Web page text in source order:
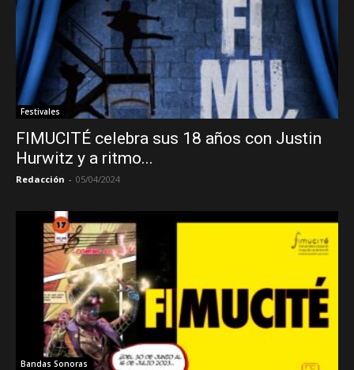
Festivales
FIMUCITÉ celebra sus 18 años con Justin
Hurwitz y a ritmo...
Redacción - 05/04/2024
Bandas Sonoras